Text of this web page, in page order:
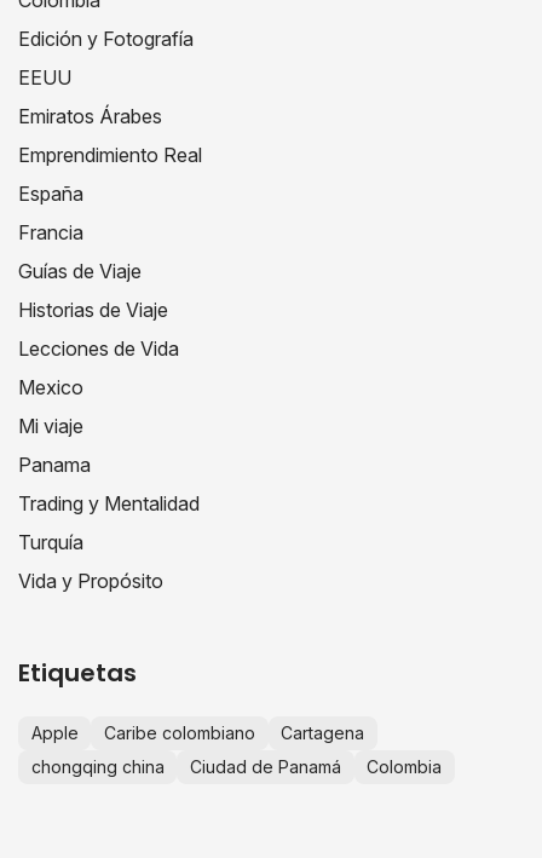
Edición y Fotografía
EEUU
Emiratos Árabes
Emprendimiento Real
España
Francia
Guías de Viaje
Historias de Viaje
Lecciones de Vida
Mexico
Mi viaje
Panama
Trading y Mentalidad
Turquía
Vida y Propósito
Etiquetas
Apple Caribe colombiano
Cartagena
chongqing china
Ciudad de Panamá
Colombia